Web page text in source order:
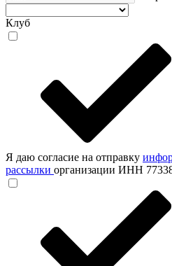
Клуб
Я даю согласие на отправку
рассылки организации ИНН